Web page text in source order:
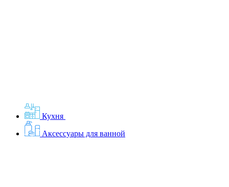
Кухня
Аксессуары для ванной